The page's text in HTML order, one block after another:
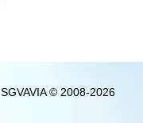
SGVAVIA © 2008-2026